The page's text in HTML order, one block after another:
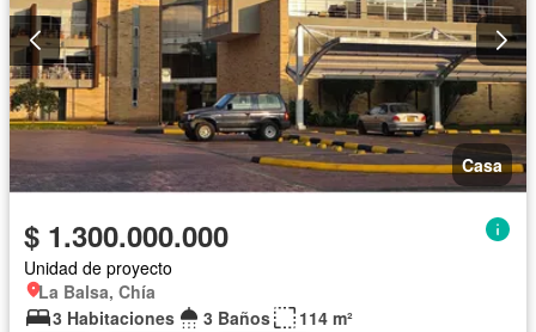
Casa
$ 1.300.000.000
Unidad de proyecto
La Balsa, Chía
3 Habitaciones
3 Baños
114 m²